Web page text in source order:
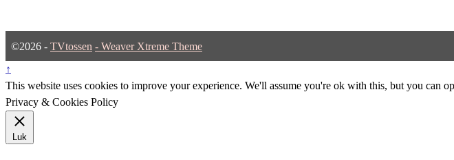
©2026 - TVtossen - Weaver Xtreme Theme
↑
This website uses cookies to improve your experience. We'll assume you're ok with this, but you can
Privacy & Cookies Policy
Luk